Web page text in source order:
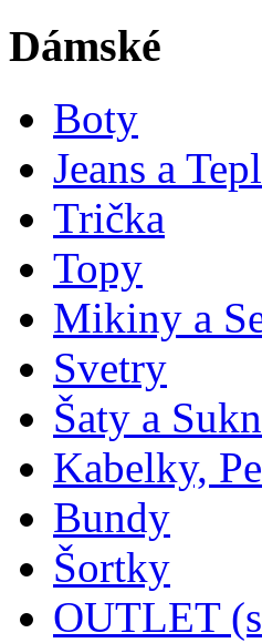
Dámské
Boty
Jeans a
Trička
Topy
Mikiny a
Svetry
Šaty a
Kabelky,
Bundy
Šortky
OUTLET